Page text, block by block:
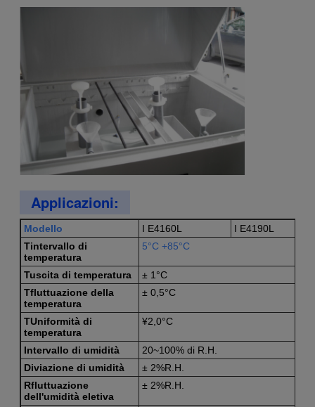
Applicazioni:
Modello I E4160L
I E4190L
Tintervallo di
temperatura
5°C +85°C
Tuscita di temperatura
± 1°C
Tfluttuazione della
temperatura
± 0,5°C
TUniformità di
temperatura
¥2,0°C
Intervallo di umidità
20~100% di R.H.
Diviazione di umidità
± 2%R.H.
Rfluttuazione
dell'umidità eletiva
± 2%R.H.